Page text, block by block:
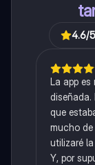
4.6/
La app es
que
mucho
utilizaré
Y, por